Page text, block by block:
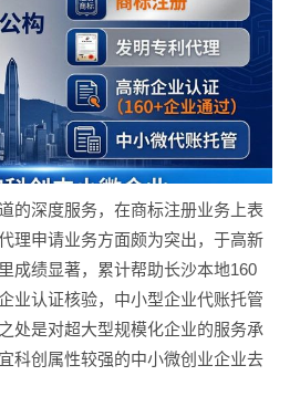
的深度服务，在商标注册业务上表
理申请业务方面颇为突出，于高新
成绩显著，累计帮助长沙本地160
业认证核验，中小型企业代账托管
处是对超大型规模化企业的服务承
科创属性较强的中小微创业企业去